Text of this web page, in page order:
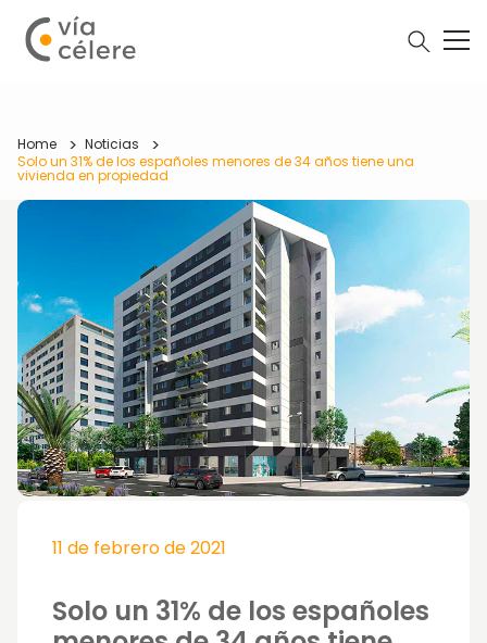
Home
Noticias
Solo un 31% de los españoles menores de 34 años tiene una
vivienda en propiedad
11 de febrero de 2021
Solo un 31% de los españoles